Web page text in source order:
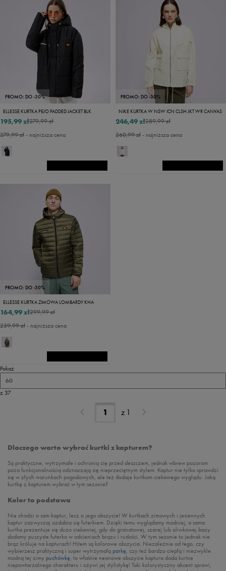
PROMO: DO -30%
ELLESSE KURTKA PEJO PADDED JACKET BLK
279,99 zł
195,99 zł
279,99 zł- najniższa cena
PROMO: DO -30%
NIKE KURTKA W NSW ICN CLSH JKT WR CANVAS
289,99 zł
246,49 zł
260,99 zł- najniższa cena
PROMO: DO -30%
ELLESSE KURTKA ZIMOWA LOMBARDY KHA
299,99 zł
164,99 zł
239,99 zł- najniższa cena
Pokaż
60
z 37
z 1
Dlaczego warto wybrać kurtki z kapturem?
Są praktyczne, wytrzymałe i ochronią cię przed deszczem, jednak wbrew pozorom
poza funkcjonalnością odznaczają się nieprzeciętnym stylem. Kaptur nie tylko sprawdzi
się w złych warunkach pogodowych, ale też dodaje kurtkom ciekawego wyglądu. Jaką
kurtkę z kapturem wybrać w tym sezonie?
Kolor to podstawa
Nie chodzi o sam kaptur, lecz o jego obszycie! W kurtkach zimowych i jesiennych
kaptur zazwyczaj ozdabia się futerkiem. Dzięki temu wyglądamy modniej, a sama
kurtka prezentuje się dużo ciekawiej, gdy do granatowej, szarej lub oliwkowej bazy
dodamy puszyste futerko w odcieniach brązu i rudości. W tym sezonie to jednak nie
brąz króluje na kapturach! Hitem są kolorowe obszycia. Niezależnie od tego, czy
wybierzesz praktyczną i super wytrzymałą parkę, czy też bardzo ciepłą i niezwykle
modną tej zimy puchówkę, to właśnie neonowe obszycie kaptura doda kurtce
niepowtarzalnego charakteru i ożywi jej stylistykę! Taki kolorystyczny akcent sprawi,